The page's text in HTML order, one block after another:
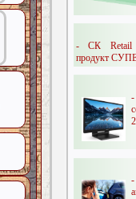
- СК Retail
продукт
-